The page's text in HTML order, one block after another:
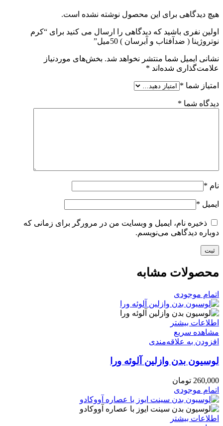
هیچ دیدگاهی برای این محصول نوشته نشده است.
اولین نفری باشید که دیدگاهی را ارسال می کنید برای “کرم
نوتروژینا ( ضدآفتاب و آبرسان ) 50میل”
نشانی ایمیل شما منتشر نخواهد شد. بخش‌های موردنیاز
علامت‌گذاری شده‌اند *
امتیاز شما *
دیدگاه شما *
نام *
ایمیل *
ذخیره نام، ایمیل و وبسایت من در مرورگر برای زمانی که
دوباره دیدگاهی می‌نویسم.
محصولات مشابه
اتمام موجودی
اطلاعات بیشتر
مشاهده سریع
افزودن به علاقه‌مندی
لوسیون بدن وازلین آلوئه ورا
260,000 تومان
اتمام موجودی
اطلاعات بیشتر